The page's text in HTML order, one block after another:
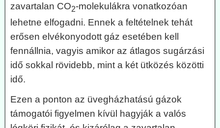
zavartalan CO2-molekulákra vonatkozóan
lehetne elfogadni. Ennek a feltételnek tehát
erősen elvékonyodott gáz esetében kell
fennállnia, vagyis amikor az átlagos sugárzási
idő sokkal rövidebb, mint a két ütközés közötti
idő.
Ezen a ponton az üvegházhatású gázok
támogatói figyelmen kívül hagyják a valós